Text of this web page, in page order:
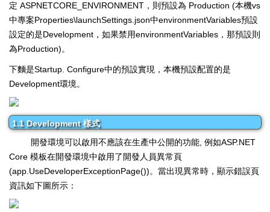
定 ASPNETCORE_ENVIRONMENT，則預設為 Production (本機vs
中專案Properties\launchSettings.json中environmentVariables預設
設定的是Development，如果禁用environmentVariables，那預設則
為Production)。
下麵是Startup. Configure中的預設實現，本機預設配置的是
Development環境。
1.1 Development 樣式
開發環境可以啟用不應該在生產中公開的功能, 例如ASP.NET
Core 模板在開發環境中啟用了開發人員異常頁
(app.UseDeveloperExceptionPage())。當出現異常時，顯示錯誤頁
資訊如下圖所示：